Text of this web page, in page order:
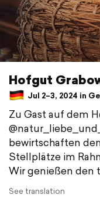
Hofgut
Jul 2–3, 2024 in
Zu Gast auf dem
bewirtschaften
Stellplätze im
Wir genießen den
See translation